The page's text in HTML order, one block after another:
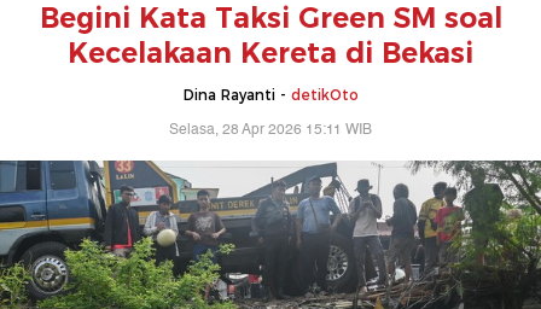
Begini Kata Taksi Green SM soal
Kecelakaan Kereta di Bekasi
Dina Rayanti - detikOto
Selasa, 28 Apr 2026 15:11 WIB